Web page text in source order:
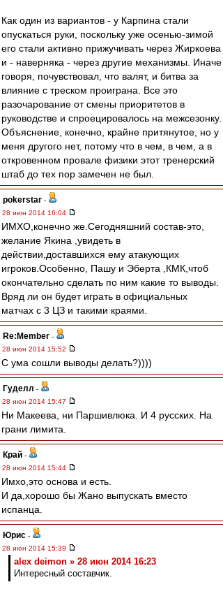
Как один из вариантов - у Карпина стали
опускаться руки, поскольку уже осенью-зимой
его стали активно прижучивать через Жиркоева
и - наверняка - через другие механизмы. Иначе
говоря, почувствовал, что валят, и битва за
влияние с треском проиграна. Все это
разочарование от смены приоритетов в
руководстве и спроецировалось на межсезонку.
Объяснение, конечно, крайне притянутое, но у
меня другого нет, потому что в чем, в чем, а в
откровенном провале физики этот тренерский
штаб до тех пор замечен не был.
pokerstar -
28 июн 2014 16:04
ИМХО,конечно же.Сегодняшний состав-это,
желание Якина ,увидеть в
действии,доставшихся ему атакующих
игроков.Особенно, Пашу и Эберта ,КМК,чтоб
окончательно сделать по ним какие то выводы.
Вряд ли он будет играть в официальных
матчах с 3 ЦЗ и такими краями.
Re:Member -
28 июн 2014 15:52
С ума сошли выводы делать?))))
Гуделл -
28 июн 2014 15:47
Ни Макеева, ни Паршивлюка. И 4 русских. На
грани лимита.
Край -
28 июн 2014 15:44
Имхо,это основа и есть.
И да,хорошо бы Жано выпускать вместо
испанца.
Юрис -
28 июн 2014 15:39
alex deimon » 28 июн 2014 16:23
Интересный составчик.